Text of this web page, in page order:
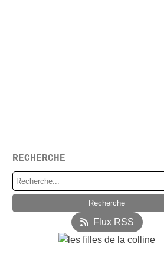
RECHERCHE
Flux RSS